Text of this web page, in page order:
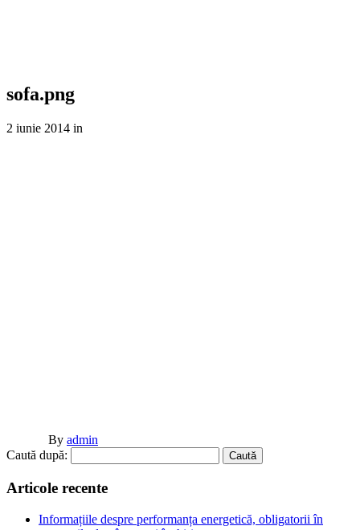
sofa.png
2 iunie 2014 in
By admin
Caută după:
Articole recente
Informațiile despre performanța energetică, obligatorii în